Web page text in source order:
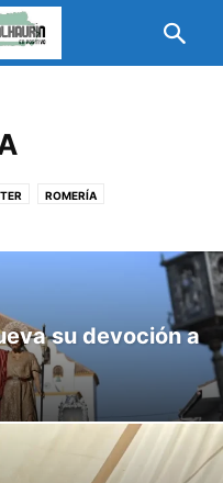
ROMERÍA
su devoción a